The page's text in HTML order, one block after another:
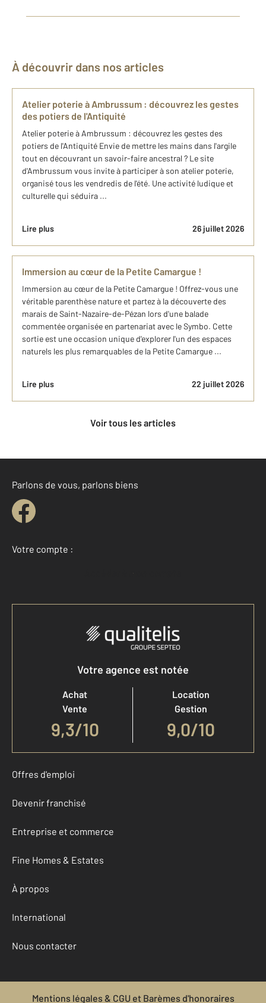
À découvrir dans nos articles
Atelier poterie à Ambrussum : découvrez les gestes
des potiers de l'Antiquité
Atelier poterie à Ambrussum : découvrez les gestes des
potiers de l'Antiquité Envie de mettre les mains dans l'argile
tout en découvrant un savoir-faire ancestral ? Le site
d'Ambrussum vous invite à participer à son atelier poterie,
organisé tous les vendredis de l'été. Une activité ludique et
culturelle qui séduira ...
Lire plus 26 juillet 2026
Immersion au cœur de la Petite Camargue !
Immersion au cœur de la Petite Camargue ! Offrez-vous une
véritable parenthèse nature et partez à la découverte des
marais de Saint-Nazaire-de-Pézan lors d'une balade
commentée organisée en partenariat avec le Symbo. Cette
sortie est une occasion unique d'explorer l'un des espaces
naturels les plus remarquables de la Petite Camargue ...
Lire plus 22 juillet 2026
Voir tous les articles
Parlons de vous, parlons biens
Votre compte :
Accéder à mon compte
Votre agence est notée
Achat
Vente
9,3/10
Location
Gestion
9,0/10
Offres d'emploi
Devenir franchisé
Entreprise et commerce
Fine Homes & Estates
À propos
International
Nous contacter
Mentions légales & CGU et Barèmes d'honoraires